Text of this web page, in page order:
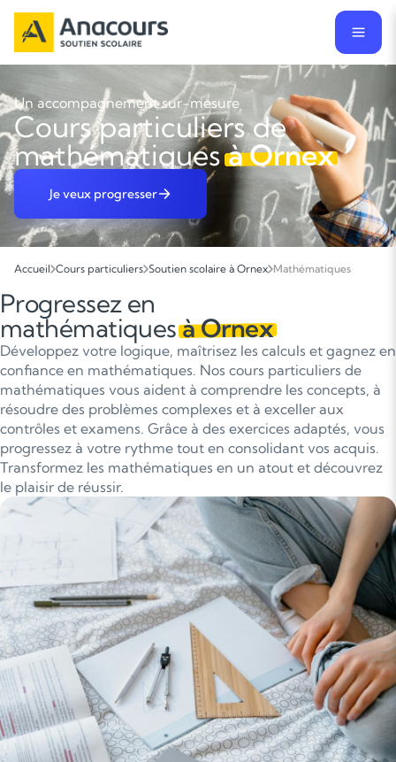
Un accompagnement sur-mesure
Cours particuliers de
mathématiquesà Ornex
Je veux progresser
Accueil Cours particuliers Soutien scolaire à Ornex Mathématiques
Progressez en
mathématiquesà Ornex
Développez votre logique, maîtrisez les calculs et gagnez en
confiance en mathématiques. Nos cours particuliers de
mathématiques vous aident à comprendre les concepts, à
résoudre des problèmes complexes et à exceller aux
contrôles et examens. Grâce à des exercices adaptés, vous
progressez à votre rythme tout en consolidant vos acquis.
Transformez les mathématiques en un atout et découvrez
le plaisir de réussir.